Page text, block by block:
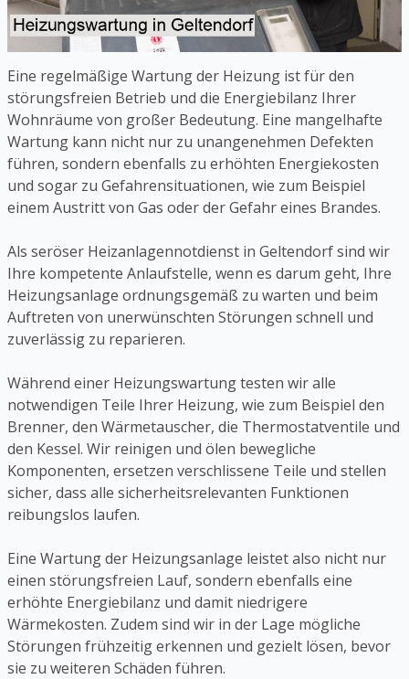
Eine regelmäßige Wartung der Heizung ist für den
störungsfreien Betrieb und die Energiebilanz Ihrer
Wohnräume von großer Bedeutung. Eine mangelhafte
Wartung kann nicht nur zu unangenehmen Defekten
führen, sondern ebenfalls zu erhöhten Energiekosten
und sogar zu Gefahrensituationen, wie zum Beispiel
einem Austritt von Gas oder der Gefahr eines Brandes.
Als seröser Heizanlagennotdienst in Geltendorf sind wir
Ihre kompetente Anlaufstelle, wenn es darum geht, Ihre
Heizungsanlage ordnungsgemäß zu warten und beim
Auftreten von unerwünschten Störungen schnell und
zuverlässig zu reparieren.
Während einer Heizungswartung testen wir alle
notwendigen Teile Ihrer Heizung, wie zum Beispiel den
Brenner, den Wärmetauscher, die Thermostatventile und
den Kessel. Wir reinigen und ölen bewegliche
Komponenten, ersetzen verschlissene Teile und stellen
sicher, dass alle sicherheitsrelevanten Funktionen
reibungslos laufen.
Eine Wartung der Heizungsanlage leistet also nicht nur
einen störungsfreien Lauf, sondern ebenfalls eine
erhöhte Energiebilanz und damit niedrigere
Wärmekosten. Zudem sind wir in der Lage mögliche
Störungen frühzeitig erkennen und gezielt lösen, bevor
sie zu weiteren Schäden führen.